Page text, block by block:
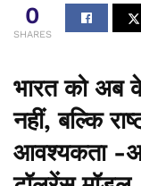
0
SHARES
भारत को अब
नहीं, बल्कि
आवश्यकता -अब